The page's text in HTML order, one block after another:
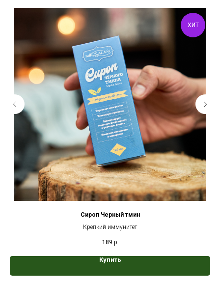
ХИТ
Сироп Черный тмин
Крепкий иммунитет
189 р.
Купить